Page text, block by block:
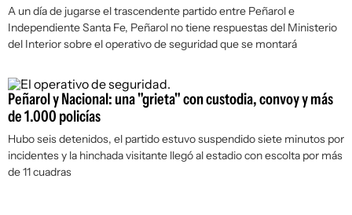
A un día de jugarse el trascendente partido entre Peñarol e
Independiente Santa Fe, Peñarol no tiene respuestas del Ministerio
del Interior sobre el operativo de seguridad que se montará
Peñarol y Nacional: una "grieta" con custodia, convoy y más
de 1.000 policías
Hubo seis detenidos, el partido estuvo suspendido siete minutos por
incidentes y la hinchada visitante llegó al estadio con escolta por más
de 11 cuadras